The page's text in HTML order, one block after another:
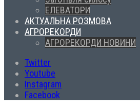
ЕЛЕВАТОРИ
АКТУАЛЬНА РОЗМОВА
АГРОРЕКОРДИ
АГРОРЕКОРДИ НОВИНИ
Twitter
Youtube
Instagram
Facebook